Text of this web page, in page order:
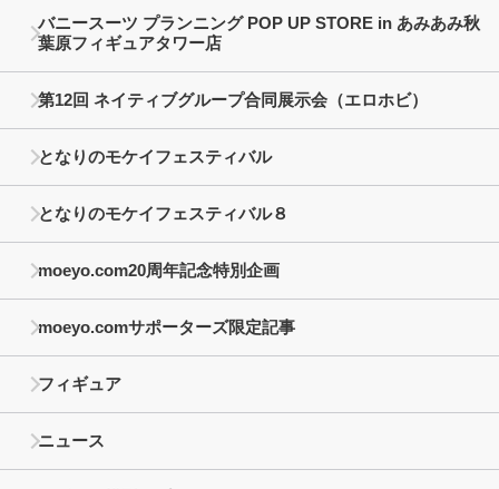
バニースーツ プランニング POP UP STORE in あみあみ秋
葉原フィギュアタワー店
第12回 ネイティブグループ合同展示会（エロホビ）
となりのモケイフェスティバル
となりのモケイフェスティバル８
moeyo.com20周年記念特別企画
moeyo.comサポーターズ限定記事
フィギュア
ニュース